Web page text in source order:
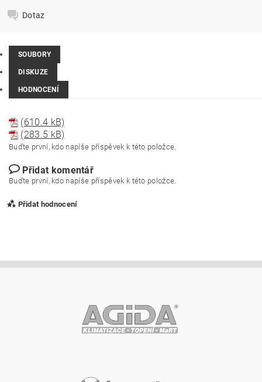
Dotaz
SOUBORY
DISKUZE
HODNOCENÍ
(610.4 kB)
(283.5 kB)
Buďte první, kdo napíše příspěvek k této položce.
Přidat komentář
Buďte první, kdo napíše příspěvek k této položce.
Přidat hodnocení